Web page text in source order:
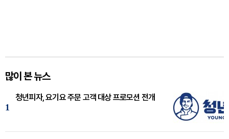
많이 본 뉴스
1
청년피자, 요기요 주문 고객 대상 프로모션 전개